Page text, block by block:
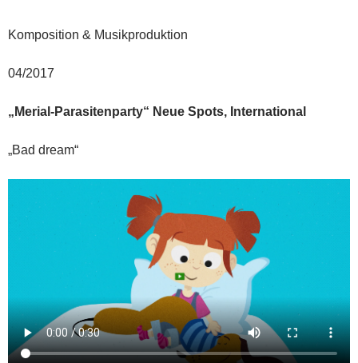
Komposition & Musikproduktion
04/2017
„Merial-Parasitenparty“ Neue Spots, International
„Bad dream“